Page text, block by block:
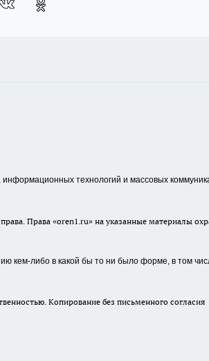
технологий и массовых
Права «oren1.ru» на указанные материалы
кем-либо в какой бы то ни было форме, в том
Копирование без письменного согласия